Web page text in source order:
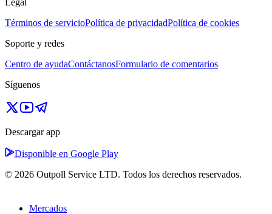
Términos de servicioPolítica de privacidadPolítica de cookies
Soporte y redes
Centro de ayudaContáctanosFormulario de comentarios
Síguenos
Descargar app
Disponible en Google Play
© 2026 Outpoll Service LTD. Todos los derechos reservados.
Mercados